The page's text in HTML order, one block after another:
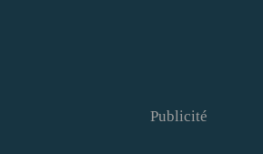
Publicité